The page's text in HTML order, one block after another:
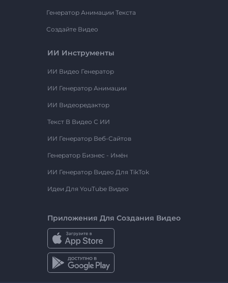
Генератор Анимации Текста
Создайте Видео
ИИ Инструменты
ИИ Видео Генератор
ИИ Генератор Анимации
ИИ Видеоредактор
Текст В Видео С ИИ
ИИ Генератор Веб-Сайтов
Генератор Бизнес - Имён
ИИ Генератор Видео Для TikTok
Идеи Для YouTube Видео
Приложения Для Создания Видео